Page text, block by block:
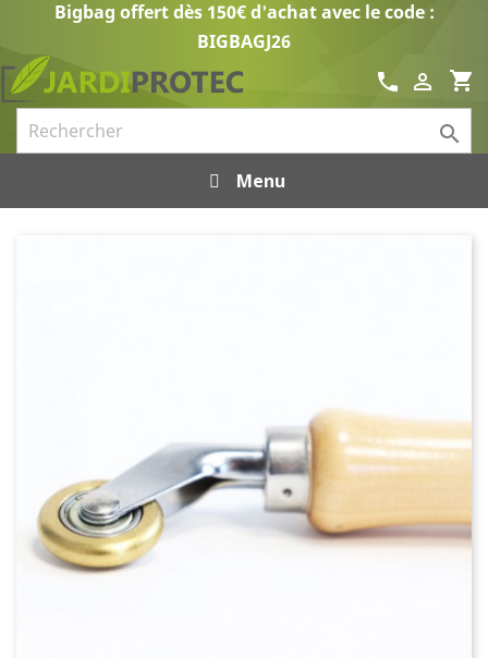
Bigbag offert dès 150€ d'achat avec le code :
BIGBAGJ26
shopping_cart

call

Menu